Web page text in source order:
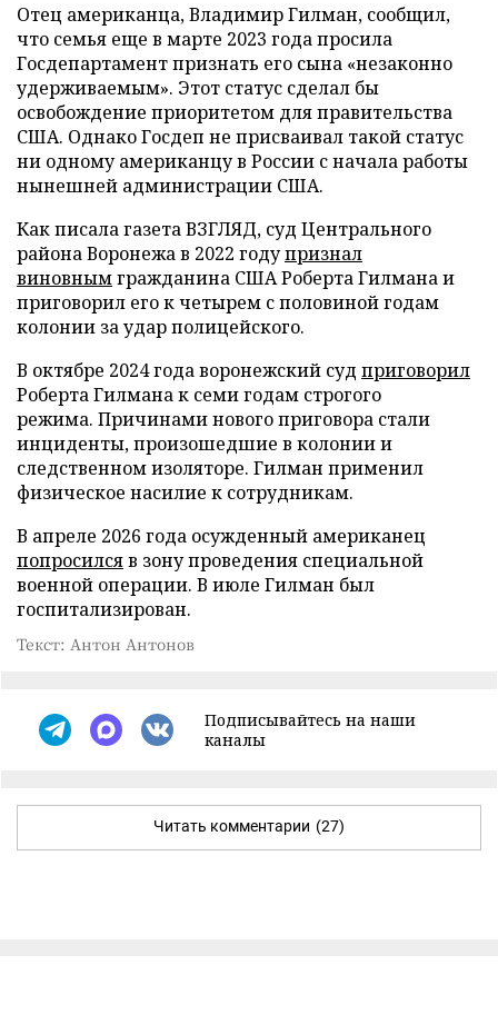
Отец американца, Владимир Гилман, сообщил,
что семья еще в марте 2023 года просила
Госдепартамент признать его сына «незаконно
удерживаемым». Этот статус сделал бы
освобождение приоритетом для правительства
США. Однако Госдеп не присваивал такой статус
ни одному американцу в России с начала работы
нынешней администрации США.
Как писала газета ВЗГЛЯД, суд Центрального
района Воронежа в 2022 годупризнал
виновнымгражданина США Роберта Гилмана и
приговорил его к четырем с половиной годам
колонии за удар полицейского.
В октябре 2024 года воронежский суд приговорил
Роберта Гилмана к семи годам строгого
режима. Причинами нового приговора стали
инциденты, произошедшие в колонии и
следственном изоляторе. Гилман применил
физическое насилие к сотрудникам.
В апреле 2026 года осужденный американец
попросилсяв зону проведения специальной
военной операции. В июле Гилман был
госпитализирован.
Текст: Антон Антонов
Подписывайтесь на наши
каналы
Читать комментарии (27)